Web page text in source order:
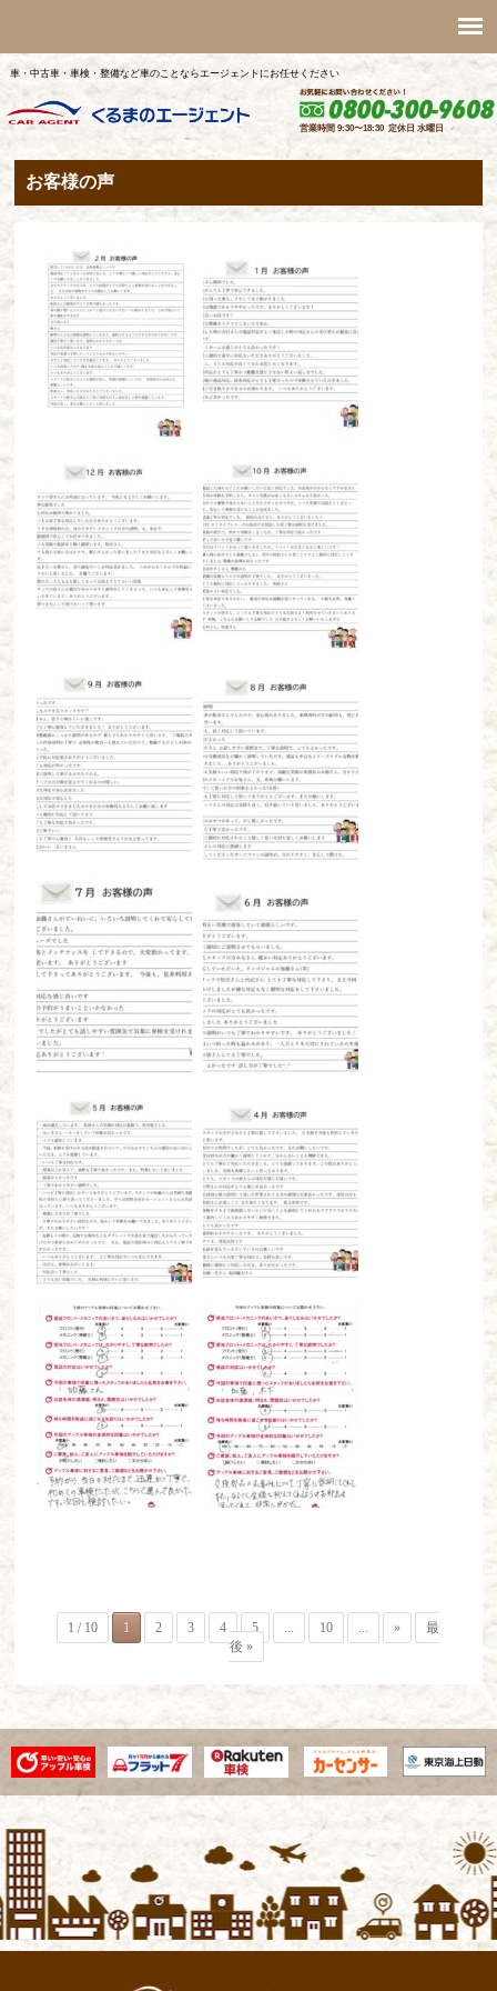
車・中古車・車検・整備など車のことならエージェントにお任せください
お客様の声
1 / 10 1 2 3 4 5 ... 10 ... »
最
後 »